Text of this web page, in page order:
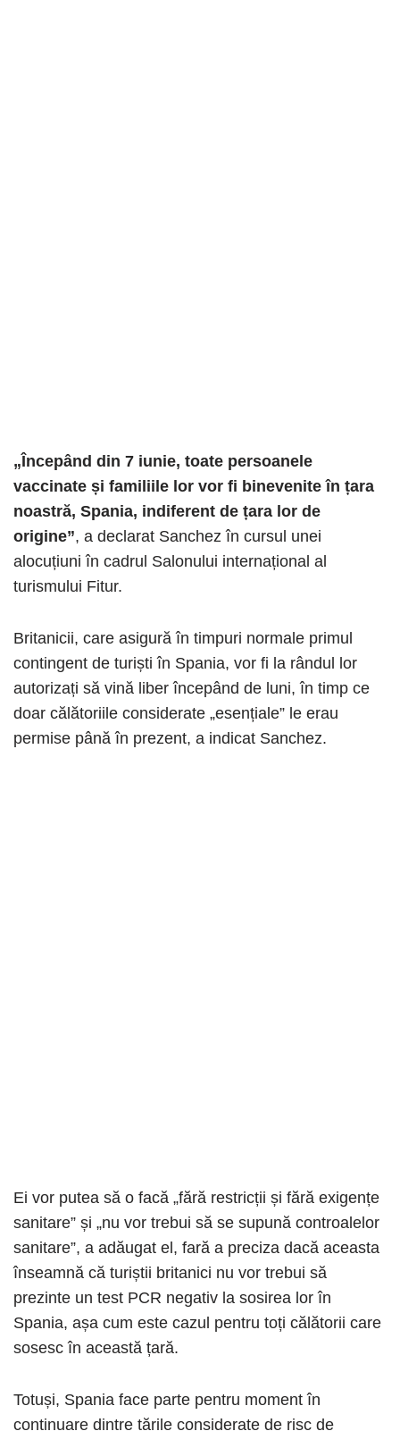
„Începând din 7 iunie, toate persoanele
vaccinate și familiile lor vor fi binevenite în țara
noastră, Spania, indiferent de țara lor de
origine”, a declarat Sanchez în cursul unei
alocuțiuni în cadrul Salonului internațional al
turismului Fitur.
Britanicii, care asigură în timpuri normale primul
contingent de turiști în Spania, vor fi la rândul lor
autorizați să vină liber începând de luni, în timp ce
doar călătoriile considerate „esențiale” le erau
permise până în prezent, a indicat Sanchez.
Ei vor putea să o facă „fără restricții și fără exigențe
sanitare” și „nu vor trebui să se supună controalelor
sanitare”, a adăugat el, fară a preciza dacă aceasta
înseamnă că turiștii britanici nu vor trebui să
prezinte un test PCR negativ la sosirea lor în
Spania, așa cum este cazul pentru toți călătorii care
sosesc în această țară.
Totuși, Spania face parte pentru moment în
continuare dintre țările considerate de risc de